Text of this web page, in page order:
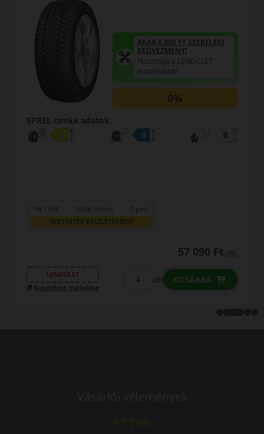
AKÁR 6.000 FT SZERELÉSI
KEDVEZMÉNY!
Használja a LENDÜLET
kuponkódot!
0%
EPREL cimke adatok:
0% THM 100% online 7 perc
FIZETHETEK RÉSZLETEKBEN?
62 090 Ft /db
LENDÜLET
Kuponkód másolása
db KOSÁRBA